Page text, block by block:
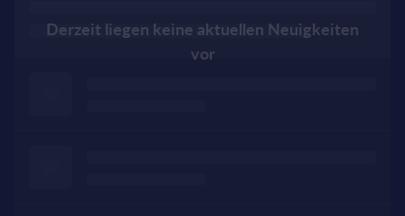
Derzeit liegen keine aktuellen Neuigkeiten
vor